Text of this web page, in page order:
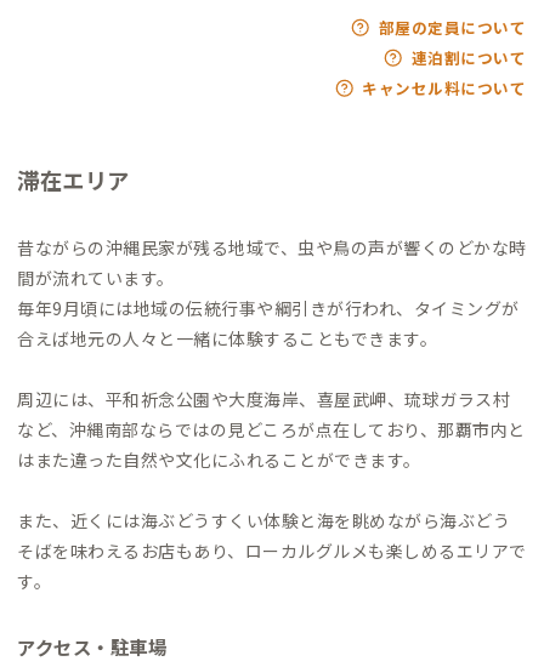
部屋の定員について
連泊割について
キャンセル料について
滞在エリア
昔ながらの沖縄民家が残る地域で、虫や鳥の声が響くのどかな時
間が流れています。
毎年9月頃には地域の伝統行事や綱引きが行われ、タイミングが
合えば地元の人々と一緒に体験することもできます。
周辺には、平和祈念公園や大度海岸、喜屋武岬、琉球ガラス村
など、沖縄南部ならではの見どころが点在しており、那覇市内と
はまた違った自然や文化にふれることができます。
また、近くには海ぶどうすくい体験と海を眺めながら海ぶどう
そばを味わえるお店もあり、ローカルグルメも楽しめるエリアで
す。
アクセス・駐車場